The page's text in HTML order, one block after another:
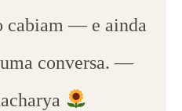
cabiam — e ainda
conversa. —